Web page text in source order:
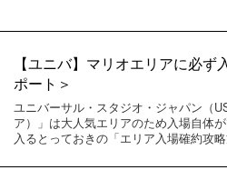
【ユニバ】マリオエリアに必
ポート＞
ユニバーサル・スタジオ・ジャパン（
ア）」は大人気エリアのため入場自体
入るとっておきの「エリア入場確約攻略